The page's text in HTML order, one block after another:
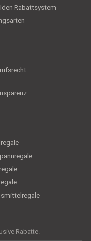
Rabattsystem
Rabatte.